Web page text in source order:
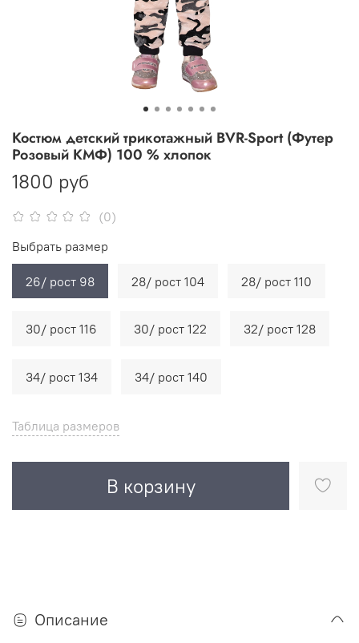
(0)
Костюм детский трикотажный BVR-Sport (Футер
Розовый КМФ) 100 % хлопок
1800 руб
Таблица размеров
В корзину
Выбрать размер
26/ рост 98 28/ рост 104 28/ рост 110
30/ рост 116 30/ рост 122 32/ рост 128
34/ рост 134 34/ рост 140
Описание